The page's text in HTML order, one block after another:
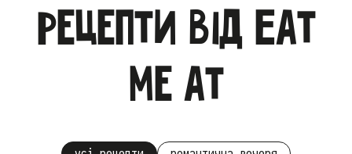
рецепти від Eat
me at